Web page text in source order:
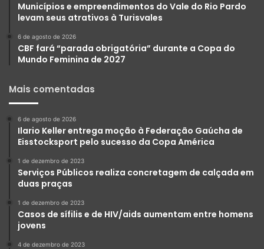
Municípios e empreendimentos do Vale do Rio Pardo
levam seus atrativos à Turisvales
6 de agosto de 2026
CBF fará “parada obrigatória” durante a Copa do
Mundo Feminina de 2027
Mais comentadas
6 de agosto de 2026
Ilario Keller entrega moção à Federação Gaúcha de
Eisstocksport pelo sucesso da Copa América
1 de dezembro de 2023
Serviços Públicos realiza concretagem de calçada em
duas praças
1 de dezembro de 2023
Casos de sífilis e de HIV/aids aumentam entre homens
jovens
4 de dezembro de 2023